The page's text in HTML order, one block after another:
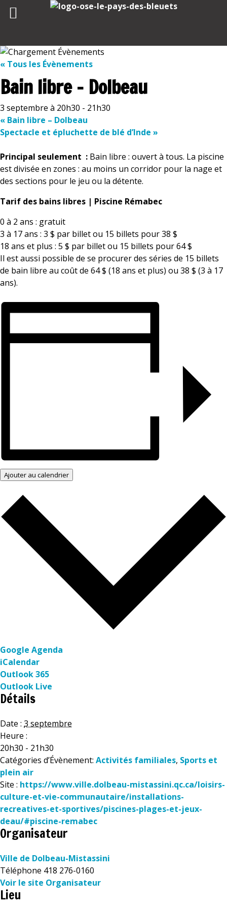
« Tous les Évènements
Bain libre – Dolbeau
3 septembre à 20h30 - 21h30
« Bain libre – Dolbeau
Spectacle et épluchette de blé d’Inde »
Principal seulement : Bain libre : ouvert à tous. La piscine
est divisée en zones : au moins un corridor pour la nage et
des sections pour le jeu ou la détente.
Tarif des bains libres | Piscine Rémabec
0 à 2 ans : gratuit
3 à 17 ans : 3 $ par billet ou 15 billets pour 38 $
18 ans et plus : 5 $ par billet ou 15 billets pour 64 $
Il est aussi possible de se procurer des séries de 15 billets
de bain libre au coût de 64 $ (18 ans et plus) ou 38 $ (3 à 17
ans).
Ajouter au calendrier
Google Agenda
iCalendar
Outlook 365
Outlook Live
Détails
Date : 3 septembre
Heure :
20h30 - 21h30
Catégories d’Évènement: Activités familiales, Sports et
plein air
Site : https://www.ville.dolbeau-mistassini.qc.ca/loisirs-
culture-et-vie-communautaire/installations-
recreatives-et-sportives/piscines-plages-et-jeux-
deau/#piscine-remabec
Organisateur
Ville de Dolbeau-Mistassini
Téléphone 418 276-0160
Voir le site Organisateur
Lieu